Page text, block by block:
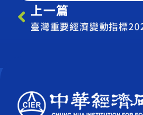
上一篇
臺灣重要經濟變動指標